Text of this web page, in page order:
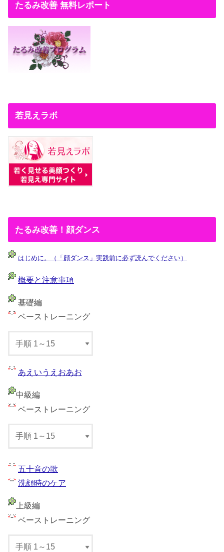
たるみ改善 無料レポート
若見えラボ
たるみ改善！顔ダンス
はじめに。（「顔ダンス」実践前に必ず読んでください）
概要と注意事項
基礎編
ベーストレーニング
あえいうえおあお
中級編
ベーストレーニング
五十音の歌
洗顔時のケア
上級編
ベーストレーニング